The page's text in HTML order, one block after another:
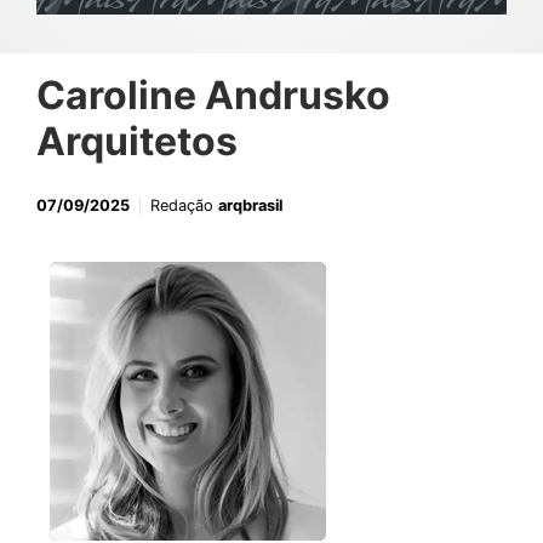
Caroline Andrusko
Arquitetos
07/09/2025 Redação arqbrasil